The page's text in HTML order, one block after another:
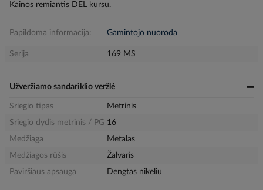
Kainos remiantis DEL kursu.
Papildoma informacija: Gamintojo nuoroda
Serija 169 MS
Užveržiamo sandariklio veržlė
Sriegio tipas
Metrinis
Sriegio dydis metrinis / PG 16
Medžiaga
Metalas
Medžiagos rūšis
Žalvaris
Paviršiaus apsauga
Dengtas nikeliu